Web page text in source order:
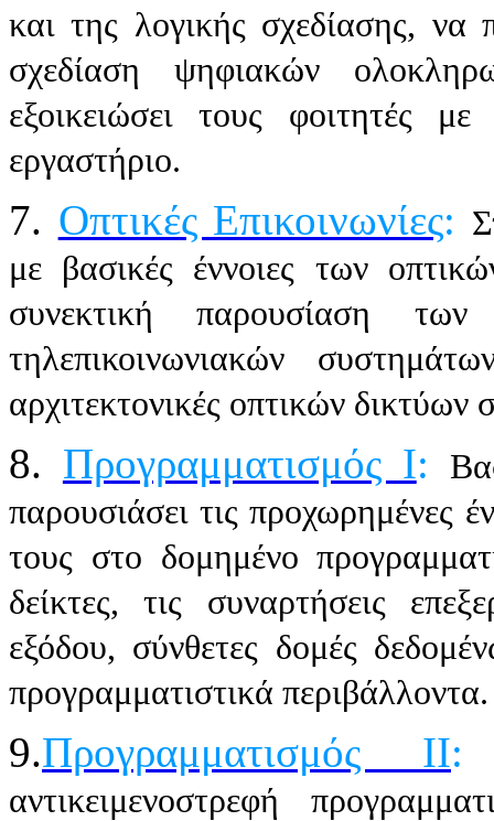
και της λογικής σχεδίασης,
σχεδίαση ψηφιακών
εξοικειώσει τους φοιτητές
εργαστήριο.
7. Οπτικές Επικοινωνίες:
με βασικές έννοιες των
συνεκτική παρουσίαση
τηλεπικοινωνιακών
αρχιτεκτονικές οπτικών
8. Προγραμματισμός Ι:
παρουσιάσει τις προχωρημένες
τους στο δομημένο
δείκτες, τις συναρτήσεις
εξόδου, σύνθετες δομές
προγραμματιστικά περιβάλλοντα.
9.Προγραμματισμός ΙΙ
αντικειμενοστρεφή